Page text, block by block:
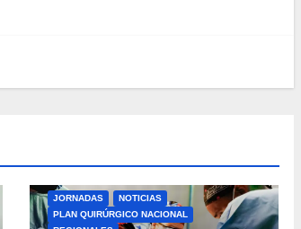
JORNADAS
NOTICIAS
PLAN QUIRÚRGICO NACIONAL